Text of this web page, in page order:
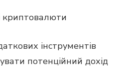
криптовалюти
інструментів
потенційний дохід